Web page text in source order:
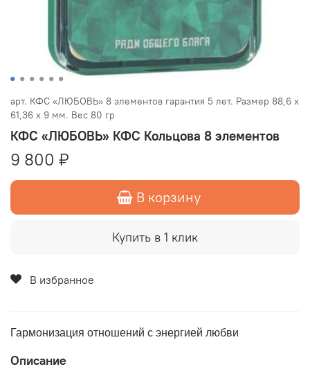
арт. КФС «ЛЮБОВЬ» 8 элементов гарантия 5 лет. Размер 88,6 х
61,36 х 9 мм. Вес 80 гр
КФС «ЛЮБОВЬ» КФС Кольцова 8 элементов
9 800 ₽
В корзину
Купить в 1 клик
В избранное
Гармонизация отношений с энергией любви
Описание